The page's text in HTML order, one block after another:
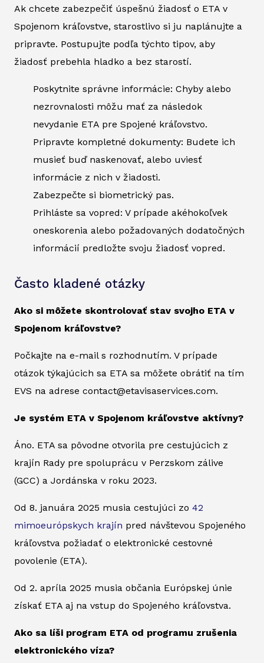
Ak chcete zabezpečiť úspešnú žiadosť o ETA v
Spojenom kráľovstve, starostlivo si ju naplánujte a
pripravte. Postupujte podľa týchto tipov, aby
žiadosť prebehla hladko a bez starostí.
Poskytnite správne informácie: Chyby alebo
nezrovnalosti môžu mať za následok
nevydanie ETA pre Spojené kráľovstvo.
Pripravte kompletné dokumenty: Budete ich
musieť buď naskenovať, alebo uviesť
informácie z nich v žiadosti.
Zabezpečte si biometrický pas.
Prihláste sa vopred: V prípade akéhokoľvek
oneskorenia alebo požadovaných dodatočných
informácií predložte svoju žiadosť vopred.
Často kladené otázky
Ako si môžete skontrolovať stav svojho ETA v
Spojenom kráľovstve?
Počkajte na e-mail s rozhodnutím. V prípade
otázok týkajúcich sa ETA sa môžete obrátiť na tím
EVS na adrese contact@etavisaservices.com.
Je systém ETA v Spojenom kráľovstve aktívny?
Áno. ETA sa pôvodne otvorila pre cestujúcich z
krajín Rady pre spoluprácu v Perzskom zálive
(GCC) a Jordánska v roku 2023.
Od 8. januára 2025 musia cestujúci zo 42
mimoeurópskych krajín pred návštevou Spojeného
kráľovstva požiadať o elektronické cestovné
povolenie (ETA).
Od 2. apríla 2025 musia občania Európskej únie
získať ETA aj na vstup do Spojeného kráľovstva.
Ako sa líši program ETA od programu zrušenia
elektronického víza?